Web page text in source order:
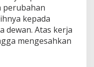
perubahan
kepada
dewan. Atas kerja
mengesahkan